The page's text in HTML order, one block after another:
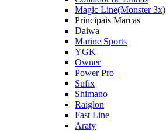
Magic Line(Monster 3x)
Principais Marcas
Daiwa
Marine Sports
YGK
Owner
Power Pro
Sufix
Shimano
Raiglon
Fast Line
Araty